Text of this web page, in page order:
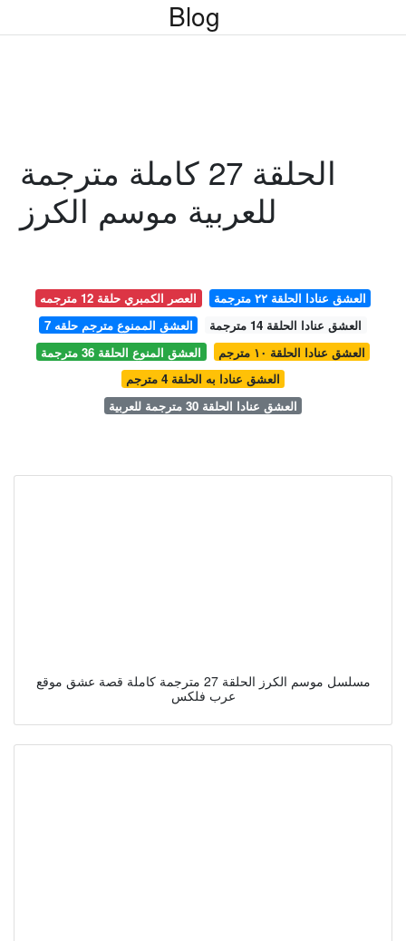
Blog
الحلقة 27 كاملة مترجمة
للعربية موسم الكرز
العصر الكمبري حلقة 12 مترجمه
العشق عنادا الحلقة ٢٢ مترجمة
العشق الممنوع مترجم حلقه 7
العشق عنادا الحلقة 14 مترجمة
العشق المنوع الحلقة 36 مترجمة
العشق عنادا الحلقة ١٠ مترجم
العشق عنادا به الحلقة 4 مترجم
العشق عنادا الحلقة 30 مترجمة للعربية
مسلسل موسم الكرز الحلقة 27 مترجمة كاملة قصة عشق موقع
عرب فلكس